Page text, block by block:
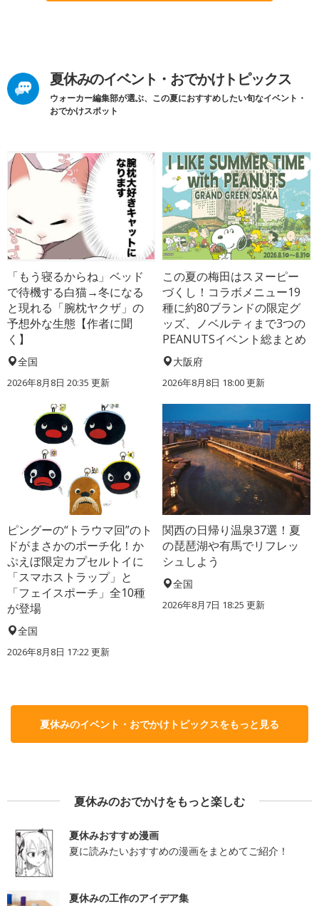
夏休みのイベント・おでかけトピックス
ウォーカー編集部が選ぶ、この夏におすすめしたい旬なイベント・
おでかけスポット
「もう寝るからね」ベッド
で待機する白猫→冬になる
と現れる「腕枕ヤクザ」の
予想外な生態【作者に聞
く】
全国
2026年8月8日 20:35 更新
この夏の梅田はスヌーピー
づくし！コラボメニュー19
種に約80ブランドの限定グ
ッズ、ノベルティまで3つの
PEANUTSイベント総まとめ
大阪府
2026年8月8日 18:00更新
ピングーの“トラウマ回”のト
ドがまさかのポーチ化！か
ぷえぼ限定カプセルトイに
「スマホストラップ」と
「フェイスポーチ」全10種
が登場
全国
2026年8月8日 17:22更新
関西の日帰り温泉37選！夏
の琵琶湖や有馬でリフレッ
シュしよう
全国
2026年8月7日 18:25 更新
夏休みのイベント・おでかけトピックスをもっと見る
夏休みのおでかけをもっと楽しむ
夏休みおすすめ漫画
夏に読みたいおすすめの漫画をまとめてご紹介！
夏休みの工作のアイデア集